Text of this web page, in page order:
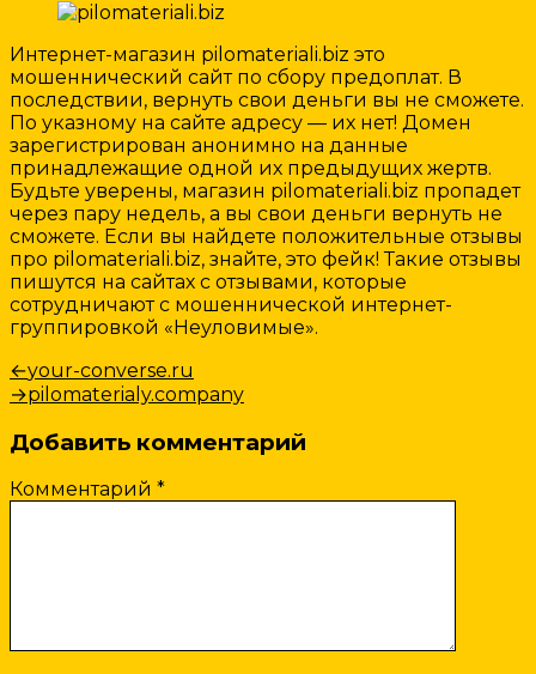
Интернет-магазин pilomateriali.biz это
мошеннический сайт по сбору предоплат. В
последствии, вернуть свои деньги вы не сможете.
По указному на сайте адресу — их нет! Домен
зарегистрирован анонимно на данные
принадлежащие одной их предыдущих жертв.
Будьте уверены, магазин pilomateriali.biz пропадет
через пару недель, а вы свои деньги вернуть не
сможете. Если вы найдете положительные отзывы
про pilomateriali.biz, знайте, это фейк! Такие отзывы
пишутся на сайтах с отзывами, которые
сотрудничают с мошеннической интернет-
группировкой «Неуловимые».
Навигация
по
записям
←Предыдущая
запись:
your-converse.ru
→Следующая
pilomaterialy.company
Добавить комментарий
Комментарий *